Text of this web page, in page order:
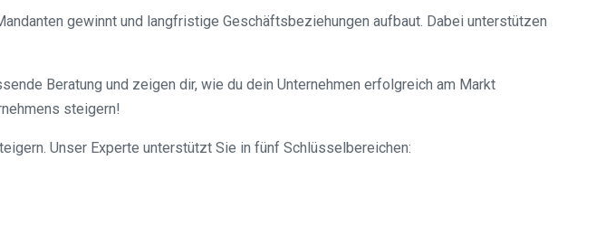
gewinnt und langfristige Geschäftsbeziehungen aufbaut. Dabei unterstützen
Beratung und zeigen dir, wie du dein Unternehmen erfolgreich am Markt
steigern!
Unser Experte unterstützt Sie in fünf Schlüsselbereichen: